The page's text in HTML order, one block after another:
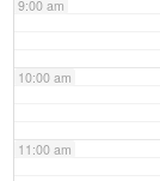
9:00 am
10:00 am
11:00 am